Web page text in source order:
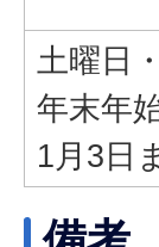
土曜日
年末年
1月3日